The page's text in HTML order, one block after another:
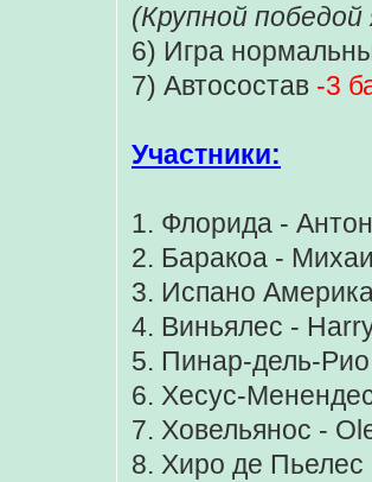
(Крупной
6) Игра
7) Автосостав -3
Участники:
1. Флорида -
2. Баракоа -
3. Испано
4. Виньялес -
5. Пинар-дель-
6. Хесус-
7. Ховельянос -
8. Хиро де